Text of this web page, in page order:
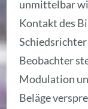
unmittelbar
Kontakt des
Beobachter
Modulation
Beläge